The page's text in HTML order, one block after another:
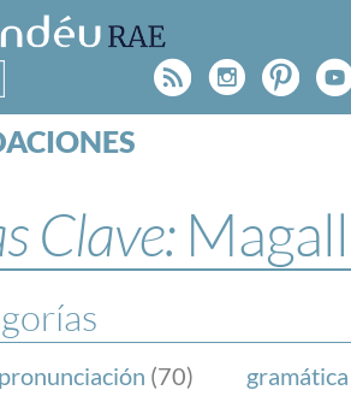
Rss
BLOG
Clave:
pronunciación (70) gramática